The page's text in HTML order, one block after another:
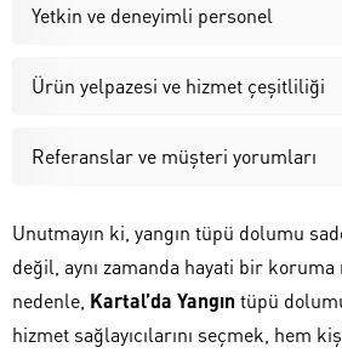
Yetkin ve deneyimli personel
Ürün yelpazesi ve hizmet çeşitliliği
Referanslar ve müşteri yorumları
Unutmayın ki, yangın tüpü dolumu
değil, aynı zamanda hayati bir koruma
nedenle, Kartal’da Yangın tüpü
hizmet sağlayıcılarını seçmek, hem